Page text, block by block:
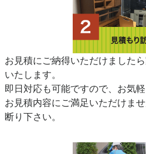
お見積にご納得いただけました
いたします。
即日対応も可能ですので、お気軽
お見積内容にご満足いただけま
断り下さい。